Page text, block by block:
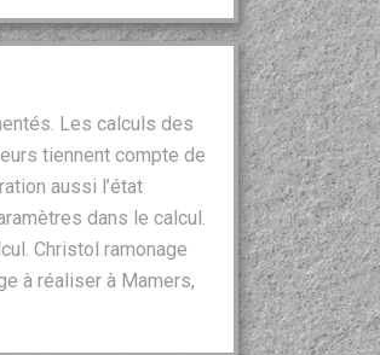
Les calculs des
tiennent compte de
aussi l’état
dans le calcul.
Christol ramonage
à réaliser à Mamers,